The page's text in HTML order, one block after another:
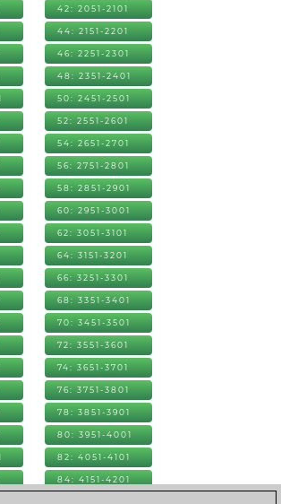
42: 2051-2101
44: 2151-2201
46: 2251-2301
48: 2351-2401
50: 2451-2501
52: 2551-2601
54: 2651-2701
56: 2751-2801
58: 2851-2901
60: 2951-3001
62: 3051-3101
64: 3151-3201
66: 3251-3301
68: 3351-3401
70: 3451-3501
72: 3551-3601
74: 3651-3701
76: 3751-3801
78: 3851-3901
80: 3951-4001
82: 4051-4101
84: 4151-4201